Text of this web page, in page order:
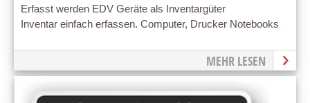
Erfasst werden EDV Geräte als Inventargüter
Inventar einfach erfassen. Computer, Drucker Notebooks
MEHR LESEN